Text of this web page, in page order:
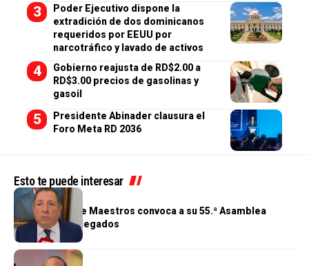
Poder Ejecutivo dispone la
extradición de dos dominicanos
requeridos por EEUU por
narcotráfico y lavado de activos
Gobierno reajusta de RD$2.00 a
RD$3.00 precios de gasolinas y
gasoil
Presidente Abinader clausura el
Foro Meta RD 2036
Esto te puede interesar
GENERALES
Cooperativa de Maestros convoca a su 55.ª Asamblea
General de Delegados
GENERALES